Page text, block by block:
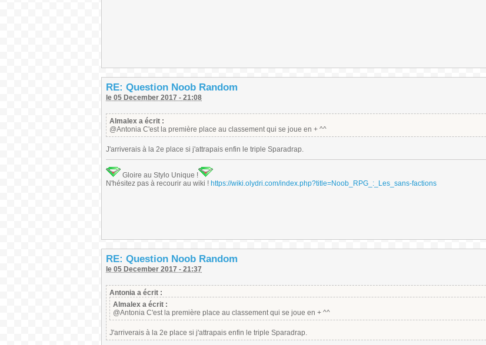
RE: Question Noob Random
le 05 December 2017 - 21:08
Almalex a écrit :
@Antonia C'est la première place au classement qui se joue en + ^^
J'arriverais à la 2e place si j'attrapais enfin le triple Sparadrap.
Gloire au Stylo Unique !
N'hésitez pas à recourir au wiki ! https://wiki.olydri.com/index.php?title=Noob_RPG_:_Les_sans-factions
RE: Question Noob Random
le 05 December 2017 - 21:37
Antonia a écrit :
Almalex a écrit :
@Antonia C'est la première place au classement qui se joue en + ^^
J'arriverais à la 2e place si j'attrapais enfin le triple Sparadrap.